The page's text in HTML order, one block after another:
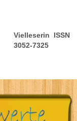
Vielleserin ISSN
3052-7325